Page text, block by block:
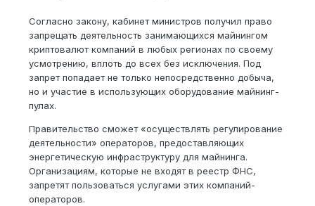
Согласно закону, кабинет министров получил право
запрещать деятельность занимающихся майнингом
криптовалют компаний в любых регионах по своему
усмотрению, вплоть до всех без исключения. Под
запрет попадает не только непосредственно добыча,
но и участие в использующих оборудование майнинг-
пулах.
Правительство сможет «осуществлять регулирование
деятельности» операторов, предоставляющих
энергетическую инфраструктуру для майнинга.
Организациям, которые не входят в реестр ФНС,
запретят пользоваться услугами этих компаний-
операторов.